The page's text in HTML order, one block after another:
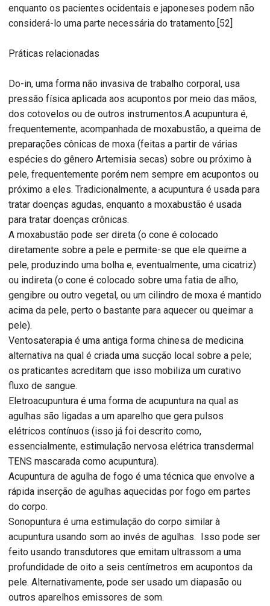
enquanto os pacientes ocidentais e japoneses podem não
considerá-lo uma parte necessária do tratamento.[52]
Práticas relacionadas
Do-in, uma forma não invasiva de trabalho corporal, usa
pressão física aplicada aos acupontos por meio das mãos,
dos cotovelos ou de outros instrumentos.A acupuntura é,
frequentemente, acompanhada de moxabustão, a queima de
preparações cônicas de moxa (feitas a partir de várias
espécies do gênero Artemisia secas) sobre ou próximo à
pele, frequentemente porém nem sempre em acupontos ou
próximo a eles. Tradicionalmente, a acupuntura é usada para
tratar doenças agudas, enquanto a moxabustão é usada
para tratar doenças crônicas.
A moxabustão pode ser direta (o cone é colocado
diretamente sobre a pele e permite-se que ele queime a
pele, produzindo uma bolha e, eventualmente, uma cicatriz)
ou indireta (o cone é colocado sobre uma fatia de alho,
gengibre ou outro vegetal, ou um cilindro de moxa é mantido
acima da pele, perto o bastante para aquecer ou queimar a
pele).
Ventosaterapia é uma antiga forma chinesa de medicina
alternativa na qual é criada uma sucção local sobre a pele;
os praticantes acreditam que isso mobiliza um curativo
fluxo de sangue.
Eletroacupuntura é uma forma de acupuntura na qual as
agulhas são ligadas a um aparelho que gera pulsos
elétricos contínuos (isso já foi descrito como,
essencialmente, estimulação nervosa elétrica transdermal
TENS mascarada como acupuntura).
Acupuntura de agulha de fogo é uma técnica que envolve a
rápida inserção de agulhas aquecidas por fogo em partes
do corpo.
Sonopuntura é uma estimulação do corpo similar à
acupuntura usando som ao invés de agulhas. Isso pode ser
feito usando transdutores que emitam ultrassom a uma
profundidade de oito a seis centímetros em acupontos da
pele. Alternativamente, pode ser usado um diapasão ou
outros aparelhos emissores de som.